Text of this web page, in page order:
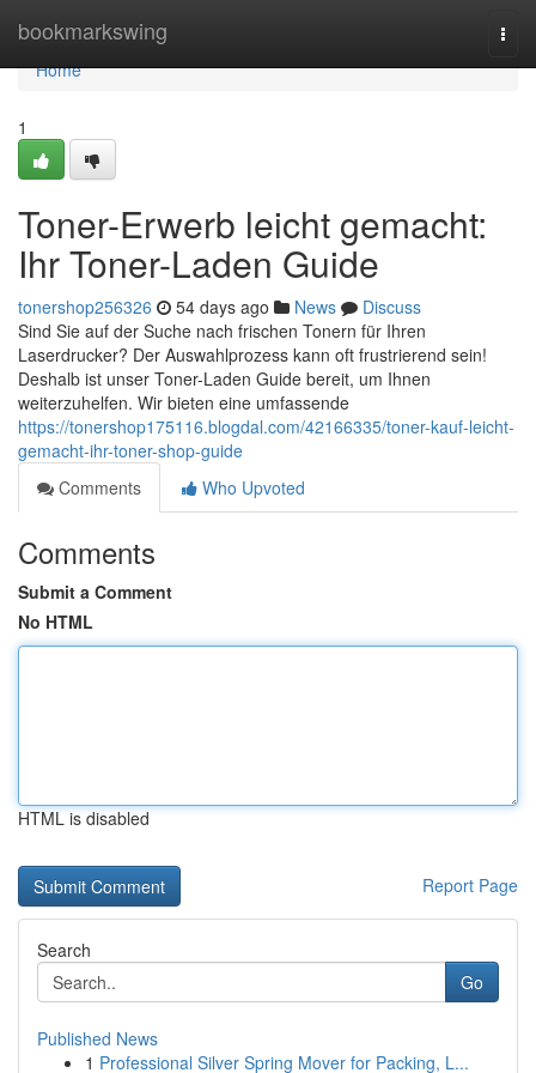
bookmarkswing
Home
Home
1
Toner-Erwerb leicht gemacht:
Ihr Toner-Laden Guide
tonershop256326 54 days ago News
Discuss
Sind Sie auf der Suche nach frischen Tonern für Ihren
Laserdrucker? Der Auswahlprozess kann oft frustrierend sein!
Deshalb ist unser Toner-Laden Guide bereit, um Ihnen
weiterzuhelfen. Wir bieten eine umfassende
https://tonershop175116.blogdal.com/42166335/toner-kauf-leicht-
gemacht-ihr-toner-shop-guide
Comments
Who Upvoted
Comments
Submit a Comment
No HTML
HTML is disabled
Report Page
Search
Go
Published News
1 Professional Silver Spring Mover for Packing, L...